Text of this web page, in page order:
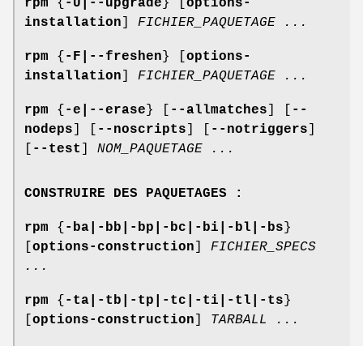
rpm { -U|--upgrade } [ options-
installation
FICHIER_PAQUETAGE ...
rpm { -F|--freshen } [ options-
installation
FICHIER_PAQUETAGE ...
rpm { -e|--erase } [ --allmatches
--
nodeps
--noscripts --notriggers
--test NOM_PAQUETAGE ...
CONSTRUIRE DES PAQUETAGES :
rpm { -ba|-bb|-bp|-bc|-bi|-bl|-bs }
options-construction
FICHIER_SPECS
...
rpm { -ta|-tb|-tp|-tc|-ti|-tl|-ts }
options-construction TARBALL ...